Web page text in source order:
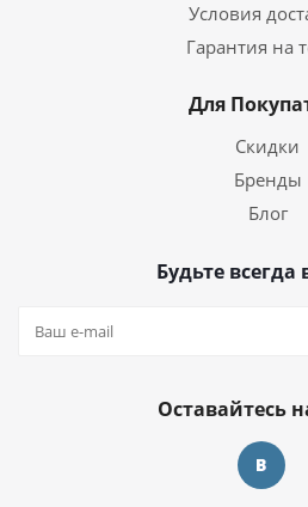
Условия
Гарантия на
Для
Скидки
Бренды
Блог
Будьте всегда
Оставайтесь